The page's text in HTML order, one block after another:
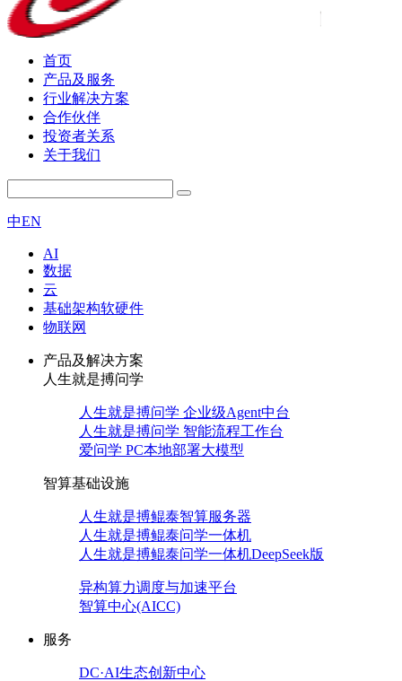
首页
产品及服务
行业解决方案
合作伙伴
投资者关系
关于我们
中EN
AI
数据
云
基础架构软硬件
物联网
产品及解决方案
人生就是搏问学
人生就是搏问学 企业级Agent中台
人生就是搏问学 智能流程工作台
爱问学 PC本地部署大模型
智算基础设施
人生就是搏鲲泰智算服务器
人生就是搏鲲泰问学一体机
人生就是搏鲲泰问学一体机DeepSeek版
异构算力调度与加速平台
智算中心(AICC)
服务
DC·AI生态创新中心